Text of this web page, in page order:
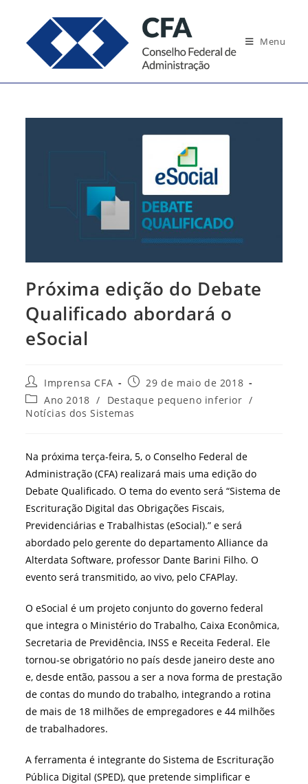
conteúdo
Menu
Próxima edição do Debate
Qualificado abordará o
eSocial
Autor
do
post:
Imprensa CFA
Post
publicado:
29 de maio de 2018
Categoria
do
Ano 2018 / Destaque pequeno inferior /
Notícias dos Sistemas
Na próxima terça-feira, 5, o Conselho Federal de
Administração (CFA) realizará mais uma edição do
Debate Qualificado. O tema do evento será “Sistema de
Escrituração Digital das Obrigações Fiscais,
Previdenciárias e Trabalhistas (eSocial).” e será
abordado pelo gerente do departamento Alliance da
Alterdata Software, professor Dante Barini Filho. O
evento será transmitido, ao vivo, pelo CFAPlay.
O eSocial é um projeto conjunto do governo federal
que integra o Ministério do Trabalho, Caixa Econômica,
Secretaria de Previdência, INSS e Receita Federal. Ele
tornou-se obrigatório no país desde janeiro deste ano
e, desde então, passou a ser a nova forma de prestação
de contas do mundo do trabalho, integrando a rotina
de mais de 18 milhões de empregadores e 44 milhões
de trabalhadores.
A ferramenta é integrante do Sistema de Escrituração
Pública Digital (SPED), que pretende simplificar e